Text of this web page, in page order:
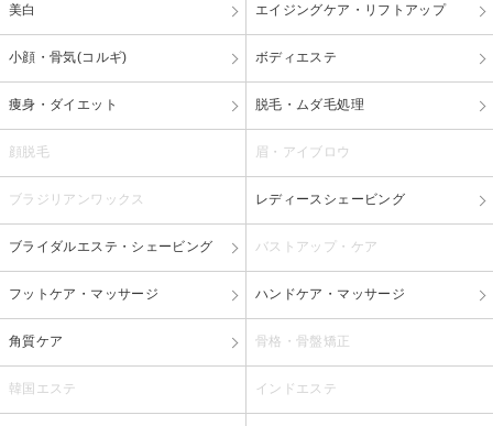
美白 エイジングケア・リフトアップ
小顔・骨気(コルギ) ボディエステ
痩身・ダイエット 脱毛・ムダ毛処理
顔脱毛 眉・アイブロウ
ブラジリアンワックス レディースシェービング
ブライダルエステ・シェービング バストアップ・ケア
フットケア・マッサージ ハンドケア・マッサージ
角質ケア 骨格・骨盤矯正
韓国エステ インドエステ